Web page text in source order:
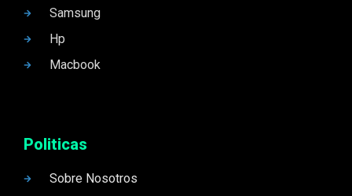
Samsung
Hp
Macbook
Politicas
Sobre Nosotros